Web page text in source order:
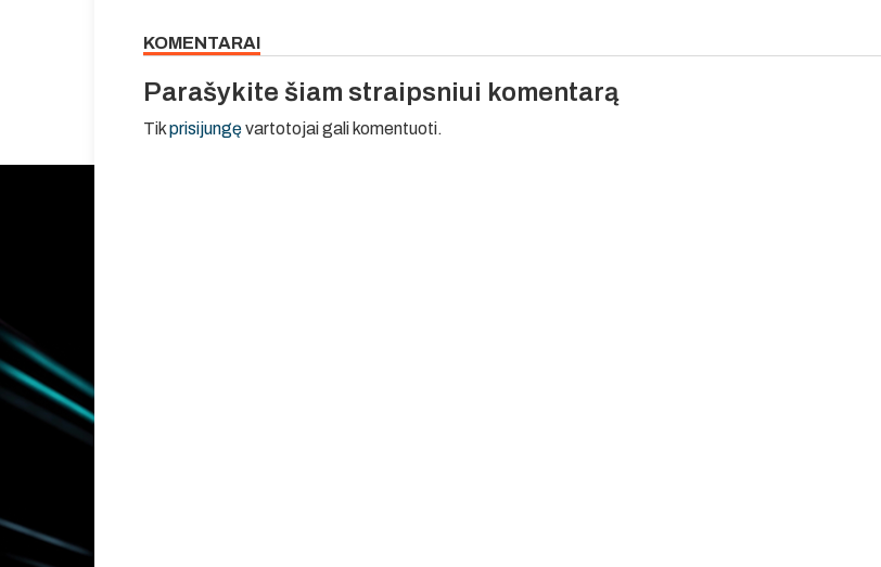
KOMENTARAI
Parašykite šiam straipsniui komentarą
Tikprisijungęvartotojai gali komentuoti.